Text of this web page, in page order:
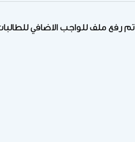
تم رفع ملف للواجب الاضافي